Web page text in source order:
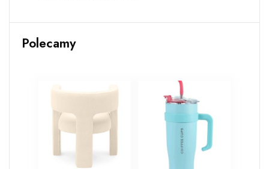
Polecamy